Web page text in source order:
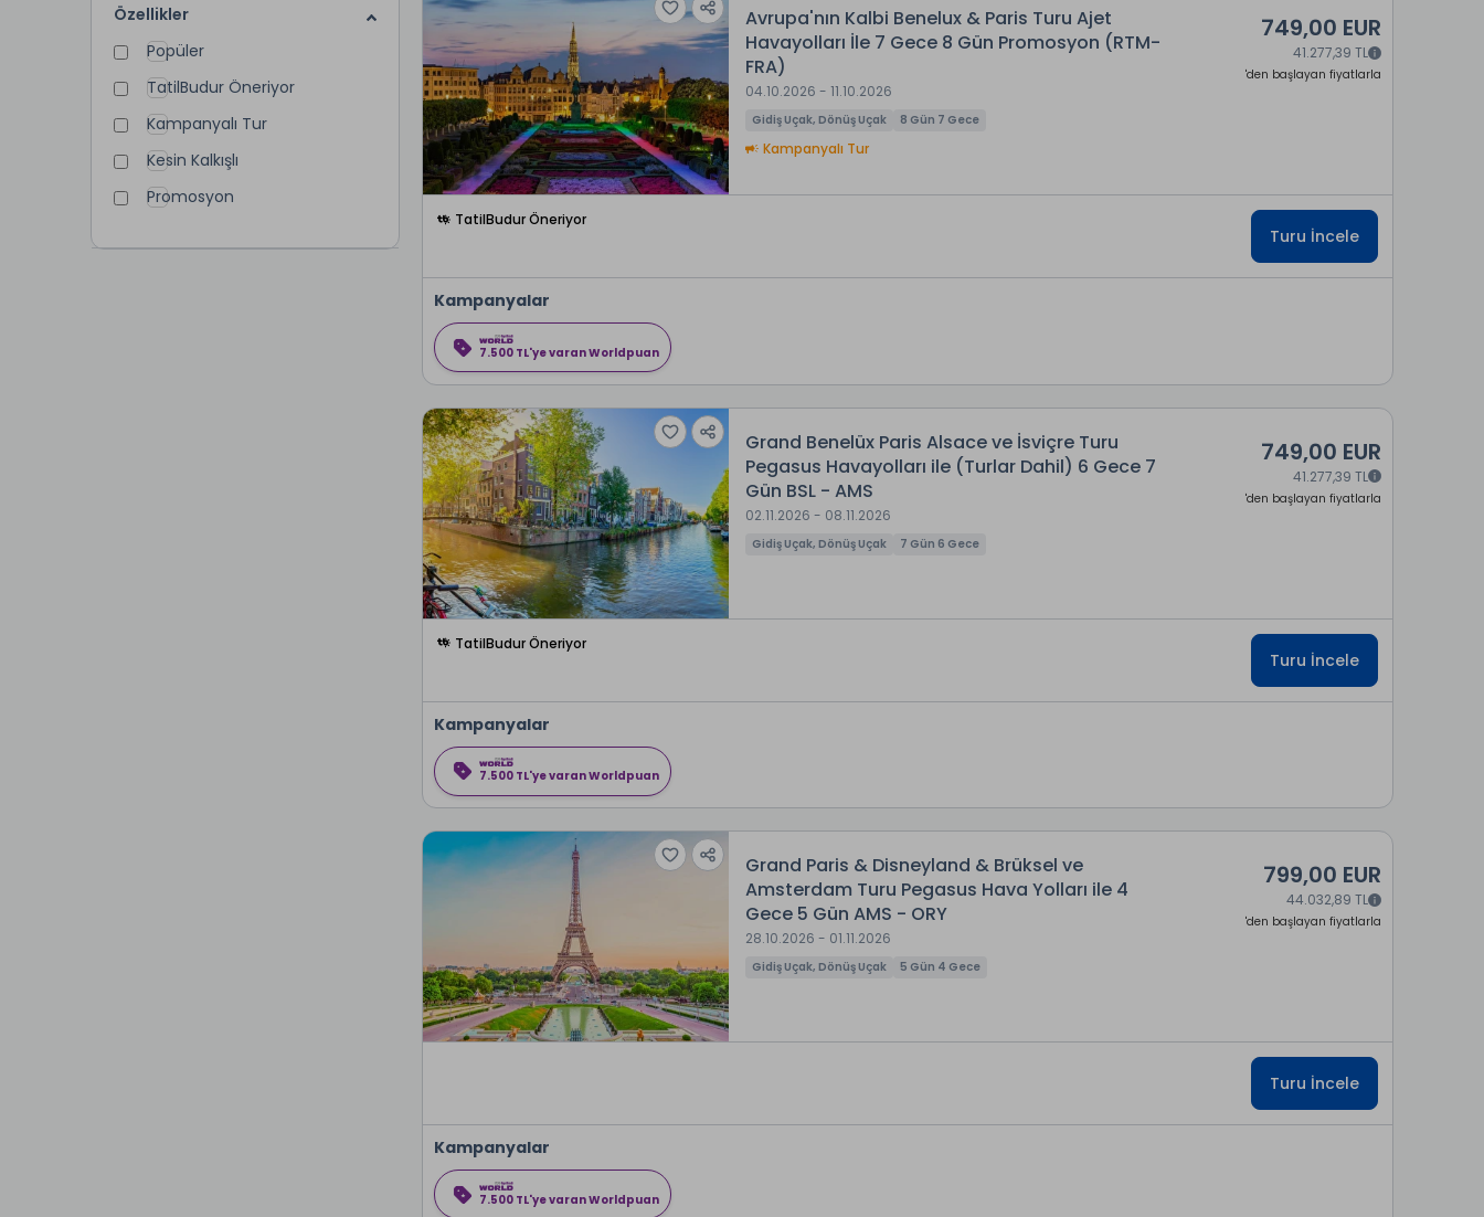
Özellikler
Popüler
TatilBudur Öneriyor
Kampanyalı Tur
Kesin Kalkışlı
Promosyon
Avrupa'nın Kalbi Benelux & Paris Turu Ajet
Havayolları İle 7 Gece 8 Gün Promosyon (RTM-
FRA)
04.10.2026 - 11.10.2026
Gidiş Uçak, Dönüş Uçak 8 Gün 7 Gece
Kampanyalı Tur
749,00 EUR
41.277,39 TL
'den başlayan fiyatlarla
TatilBudur Öneriyor
Turu İncele
Kampanyalar
7.500 TL'ye varan Worldpuan
Grand Benelüx Paris Alsace ve İsviçre Turu
Pegasus Havayolları ile (Turlar Dahil) 6 Gece 7
Gün BSL - AMS
02.11.2026 - 08.11.2026
Gidiş Uçak, Dönüş Uçak 7 Gün 6 Gece
749,00 EUR
41.277,39 TL
'den başlayan fiyatlarla
TatilBudur Öneriyor
Turu İncele
Kampanyalar
7.500 TL'ye varan Worldpuan
Grand Paris & Disneyland & Brüksel ve
Amsterdam Turu Pegasus Hava Yolları ile 4
Gece 5 Gün AMS - ORY
28.10.2026 - 01.11.2026
Gidiş Uçak, Dönüş Uçak 5 Gün 4 Gece
799,00 EUR
44.032,89 TL
'den başlayan fiyatlarla
Turu İncele
Kampanyalar
7.500 TL'ye varan Worldpuan